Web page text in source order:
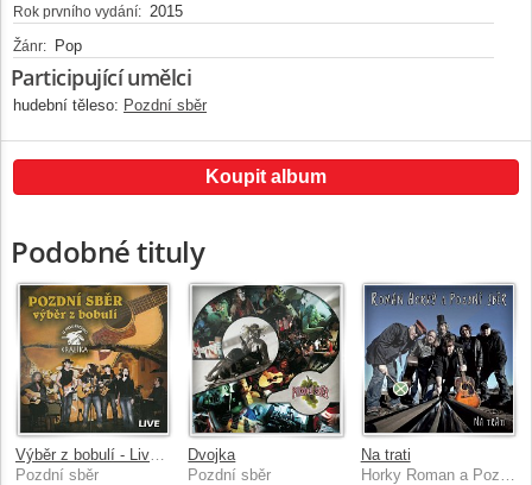
Rok prvního vydání: 2015
Žánr: Pop
Participující umělci
hudební těleso: Pozdní sběr
Koupit album
Podobné tituly
Pozdní sběr
Dvojka
Pozdní sběr
Na trati